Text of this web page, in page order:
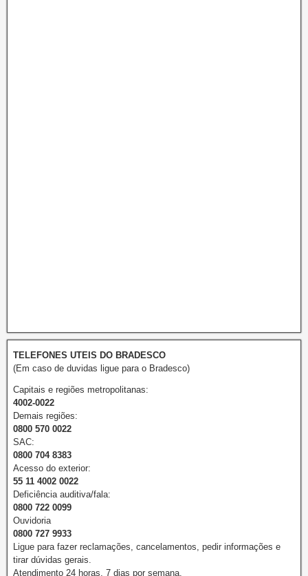
TELEFONES UTEIS DO BRADESCO
(Em caso de duvidas ligue para o Bradesco)
Capitais e regiões metropolitanas:
4002-0022
Demais regiões:
0800 570 0022
SAC:
0800 704 8383
Acesso do exterior:
55 11 4002 0022
Deficiência auditiva/fala:
0800 722 0099
Ouvidoria
0800 727 9933
Ligue para fazer reclamações, cancelamentos, pedir informações e
tirar dúvidas gerais.
Atendimento 24 horas, 7 dias por semana.